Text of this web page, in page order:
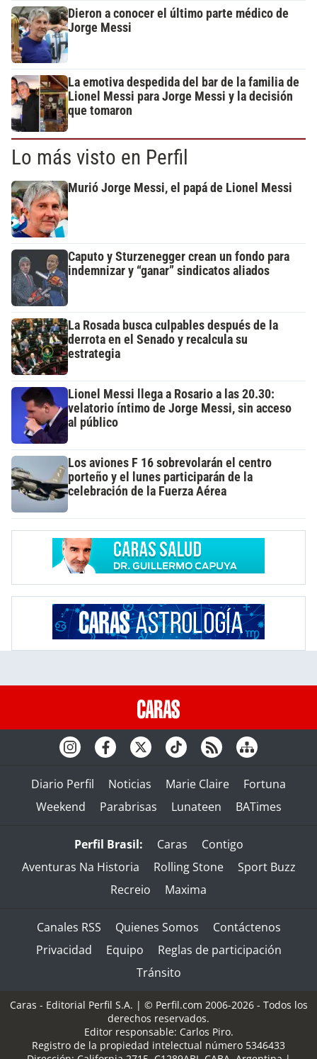
Dieron a conocer el último parte médico de
Jorge Messi
La emotiva despedida del bar de la familia de
Lionel Messi para Jorge Messi y la decisión
que tomaron
Lo más visto en Perfil
Murió Jorge Messi, el papá de Lionel Messi
Caputo y Sturzenegger crean un fondo para
indemnizar y “ganar” sindicatos aliados
La Rosada busca culpables después de la
derrota en el Senado y recalcula su
estrategia
Lionel Messi llega a Rosario a las 20.30:
velatorio íntimo de Jorge Messi, sin acceso
al público
Los aviones F 16 sobrevolarán el centro
porteño y el lunes participarán de la
celebración de la Fuerza Aérea
Diario Perfil Noticias Marie Claire
Fortuna
Weekend
Parabrisas Lunateen BATimes
Perfil Brasil: Caras
Contigo
Aventuras Na Historia
Rolling Stone
Sport Buzz
Recreio
Maxima
Canales RSS Quienes Somos
Contáctenos
Privacidad
Equipo
Reglas de participación
Tránsito
Caras - Editorial Perfil S.A. | © Perfil.com 2006-2026 - Todos los
derechos reservados.
Editor responsable: Carlos Piro.
Registro de la propiedad intelectual número 5346433